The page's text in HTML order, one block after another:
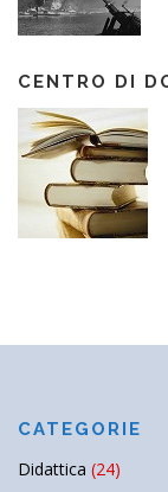
CENTRO DI
CATEGORIE
Didattica (24)